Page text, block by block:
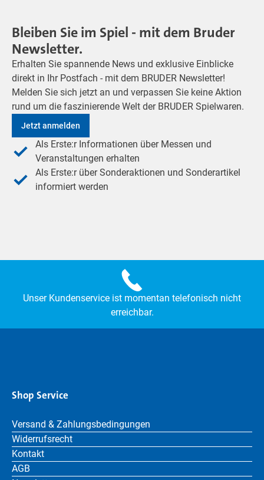
Bleiben Sie im Spiel - mit dem Bruder
Newsletter.
Erhalten Sie spannende News und exklusive Einblicke
direkt in Ihr Postfach - mit dem BRUDER Newsletter!
Melden Sie sich jetzt an und verpassen Sie keine Aktion
rund um die faszinierende Welt der BRUDER Spielwaren.
Jetzt anmelden
Als Erste:r Informationen über Messen und
Veranstaltungen erhalten
Als Erste:r über Sonderaktionen und Sonderartikel
informiert werden
Unser Kundenservice ist momentan telefonisch nicht
erreichbar.
Shop Service
Versand & Zahlungsbedingungen
Widerrufsrecht
Kontakt
AGB